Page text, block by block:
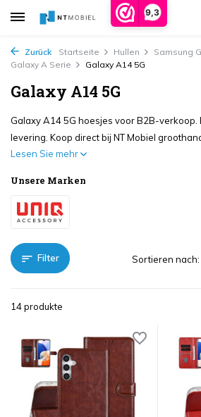
9,3
Zurück Startseite Hullen
Samsung
Galaxy A Serie
Galaxy A14 5G
Galaxy A14 5G
Galaxy A14 5G hoesjes voor B2B-verkoop.
levering. Koop direct bij NT Mobiel
Lesen Sie mehr
Unsere Marken
Filter
14 produkte
Sortieren nach: